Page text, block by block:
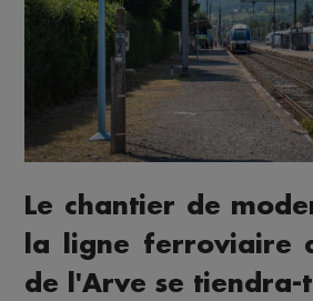
Le chantier de
la ligne ferroviaire
de l'Arve se tiendra-